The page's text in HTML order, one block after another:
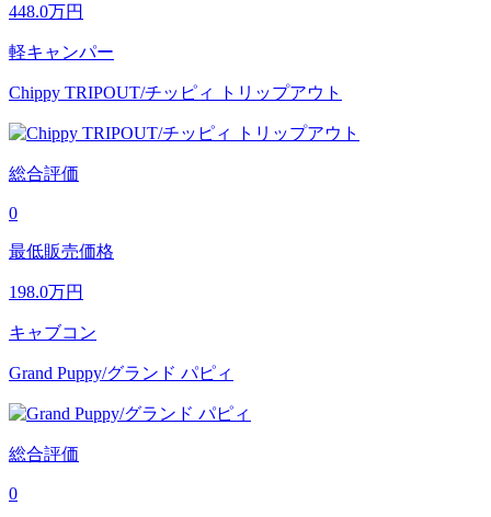
448.0万円
軽キャンパー
Chippy TRIPOUT/チッピィ トリップアウト
総合評価
0
最低販売価格
198.0万円
キャブコン
Grand Puppy/グランド パピィ
総合評価
0